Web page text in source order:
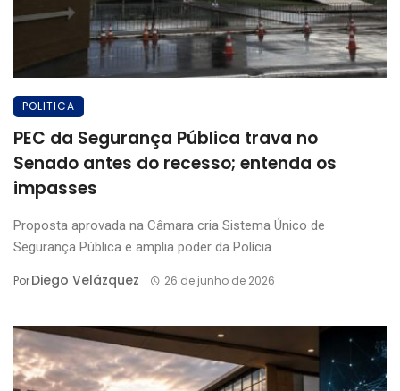
POLITICA
PEC da Segurança Pública trava no
Senado antes do recesso; entenda os
impasses
Proposta aprovada na Câmara cria Sistema Único de
Segurança Pública e amplia poder da Polícia ...
PorDiego Velázquez 26 de junho de 2026